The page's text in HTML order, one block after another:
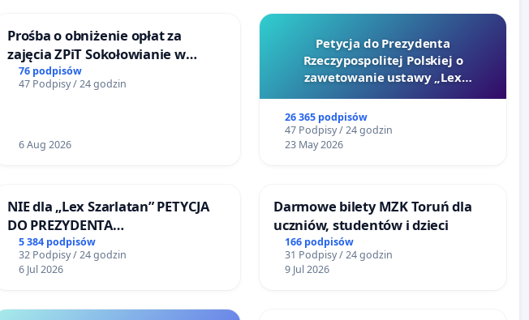
Prośba o obniżenie opłat za
zajęcia ZPiT Sokołowianie w
Sokołowskim Ośrodku Kultury
76 podpisów
47 Podpisy / 24 godzin
6 Aug 2026
Petycja do Prezydenta
Rzeczypospolitej Polskiej o
zawetowanie ustawy „Lex
26 365 podpisów
47 Podpisy / 24 godzin
23 May 2026
NIE dla „Lex Szarlatan” PETYCJA
DO PREZYDENTA
RZECZYPOSPOLITEJ POLSKIEJ
5 384 podpisów
32 Podpisy / 24 godzin
6 Jul 2026
Darmowe bilety MZK Toruń dla
uczniów, studentów i dzieci
166 podpisów
31 Podpisy / 24 godzin
9 Jul 2026